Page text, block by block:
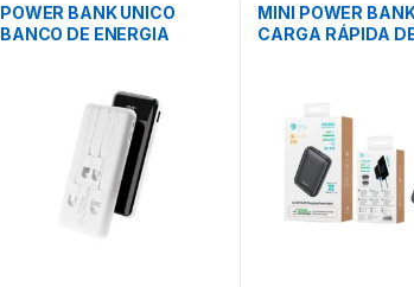
POWER BANK UNICO
BANCO DE ENERGIA
MINI POWER
CARGA RÁPIDA